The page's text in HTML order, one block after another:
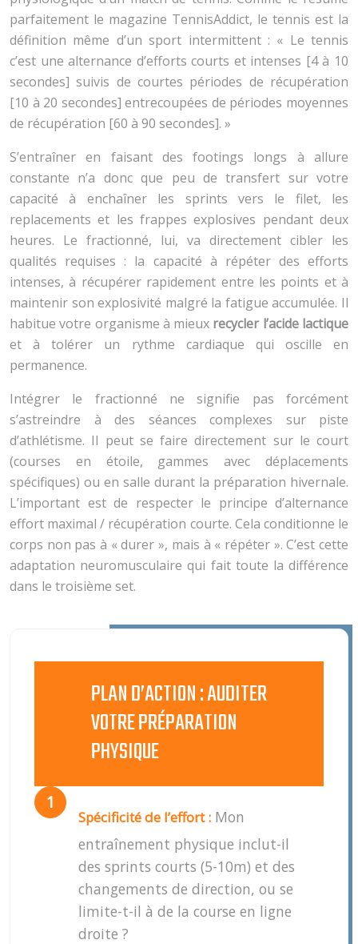
parfaitement le magazine TennisAddict, le tennis est la
définition même d’un sport intermittent : « Le tennis
c’est une alternance d’efforts courts et intenses [4 à 10
secondes] suivis de courtes périodes de récupération
[10 à 20 secondes] entrecoupées de périodes moyennes
de récupération [60 à 90 secondes]. »
S’entraîner en faisant des footings longs à allure
constante n’a donc que peu de transfert sur votre
capacité à enchaîner les sprints vers le filet, les
replacements et les frappes explosives pendant deux
heures. Le fractionné, lui, va directement cibler les
qualités requises : la capacité à répéter des efforts
intenses, à récupérer rapidement entre les points et à
maintenir son explosivité malgré la fatigue accumulée. Il
habitue votre organisme à mieux recycler l’acide lactique
et à tolérer un rythme cardiaque qui oscille en
permanence.
Intégrer le fractionné ne signifie pas forcément
s’astreindre à des séances complexes sur piste
d’athlétisme. Il peut se faire directement sur le court
(courses en étoile, gammes avec déplacements
spécifiques) ou en salle durant la préparation hivernale.
L’important est de respecter le principe d’alternance
effort maximal / récupération courte. Cela conditionne le
corps non pas à « durer », mais à « répéter ». C’est cette
adaptation neuromusculaire qui fait toute la différence
dans le troisième set.
PLAN D’ACTION : AUDITER
VOTRE PRÉPARATION
PHYSIQUE
Spécificité de l’effort : Mon
entraînement physique inclut-il
des sprints courts (5-10m) et des
changements de direction, ou se
limite-t-il à de la course en ligne
droite ?